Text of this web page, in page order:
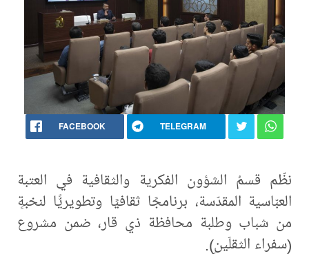
FACEBOOK TELEGRAM
نظّم قسمُ الشؤون الفكرية والثقافية في العتبة
العبّاسية المقدّسة، برنامجًا ثقافيًا وتطويريًّا لنخبةٍ
من شباب وطلبة محافظة ذي قار، ضمن مشروع
(سفراء الثقلَينِ).